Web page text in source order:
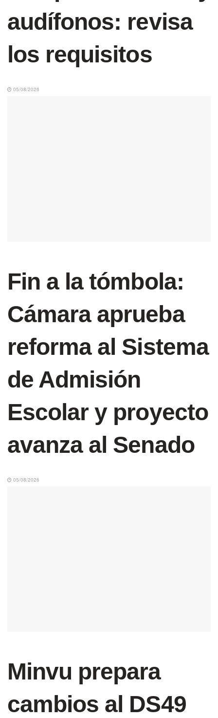
audífonos: revisa
los requisitos
05/08/2026
Fin a la tómbola:
Cámara aprueba
reforma al Sistema
de Admisión
Escolar y proyecto
avanza al Senado
05/08/2026
Minvu prepara
cambios al DS49